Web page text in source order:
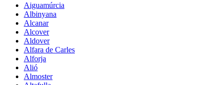
Aiguamúrcia
Albinyana
Alcanar
Alcover
Aldover
Alfara de Carles
Alforja
Alió
Almoster